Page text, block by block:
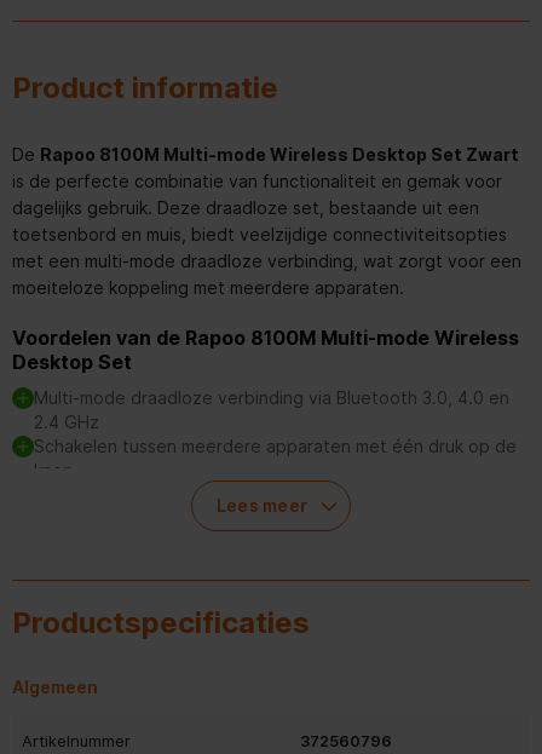
Product informatie
De Rapoo 8100M Multi-mode Wireless Desktop Set Zwart
is de perfecte combinatie van functionaliteit en gemak voor
dagelijks gebruik. Deze draadloze set, bestaande uit een
toetsenbord en muis, biedt veelzijdige connectiviteitsopties
met een multi-mode draadloze verbinding, wat zorgt voor een
moeiteloze koppeling met meerdere apparaten.
Voordelen van de Rapoo 8100M Multi-mode Wireless
Desktop Set
Multi-mode draadloze verbinding via Bluetooth 3.0, 4.0 en
2.4 GHz
Schakelen tussen meerdere apparaten met één druk op de
knop
Spill-resistant toetsenbord voor bescherming tegen
maanden voor de muis
Veelzijdige draadloze connectiviteit
Met de Rapoo 8100M kun je eenvoudig verbinding maken via
Lees meer
Productspecificaties
Algemeen
Artikelnummer 372560796